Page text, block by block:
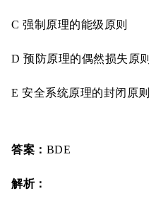
C 强制原理的能级原则
D 预防原理的偶然损失原则
E 安全系统原理的封闭原则
答案： BDE
解析：